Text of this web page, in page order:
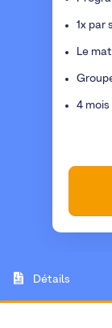
1x par
Le
4
Détails